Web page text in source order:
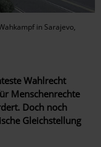
in Sarajevo,
Wahlrecht
Menschenrechte
Doch noch
Gleichstellung